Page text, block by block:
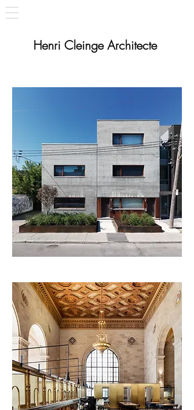
Henri Cleinge Architecte